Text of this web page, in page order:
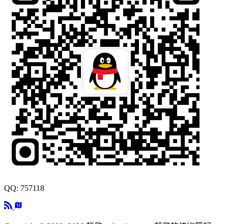
QQ: 757118